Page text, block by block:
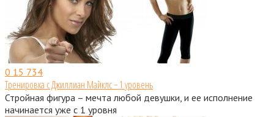
0 15 734
Тренировка с Джиллиан Майклс − 1 уровень
Стройная фигура – мечта любой девушки, и ее исполнение
начинается уже с 1 уровня